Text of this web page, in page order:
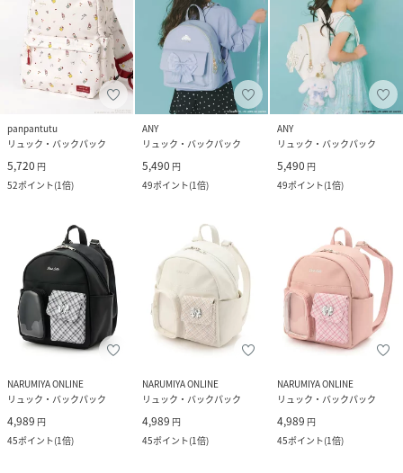
panpantutu
リュック・バックパック
5,720 円
52ポイント(1倍)
ANY
リュック・バックパック
5,490 円
49ポイント(1倍)
ANY
リュック・バックパック
5,490 円
49ポイント(1倍)
NARUMIYA ONLINE
リュック・バックパック
4,989 円
45ポイント(1倍)
NARUMIYA ONLINE
リュック・バックパック
4,989 円
45ポイント(1倍)
NARUMIYA ONLINE
リュック・バックパック
4,989 円
45ポイント(1倍)